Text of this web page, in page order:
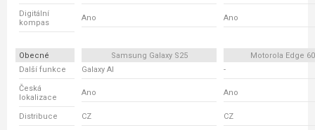
Digitální
kompas
Ano Ano
Obecné Samsung Galaxy S25
Motorola Edge
Další funkce
Galaxy AI -
Česká
lokalizace
Ano Ano
Distribuce CZ CZ